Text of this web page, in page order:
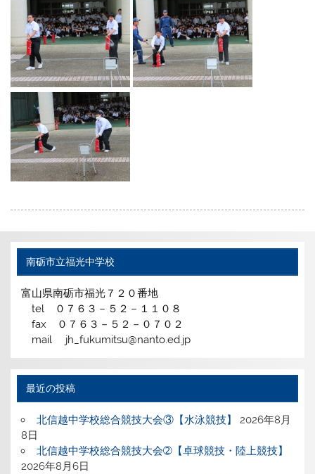
南砺市立福光中学校
富山県南砺市福光７２０番地
tel ０７６３－５２－１１０８
fax ０７６３－５２－０７０２
mail jh_fukumitsu@nanto.ed.jp
最近の投稿
北信越中学校総合競技大会③【水泳競技】
2026年8月
8日
北信越中学校総合競技大会➁【卓球競技・陸上競技】
2026年8月6日